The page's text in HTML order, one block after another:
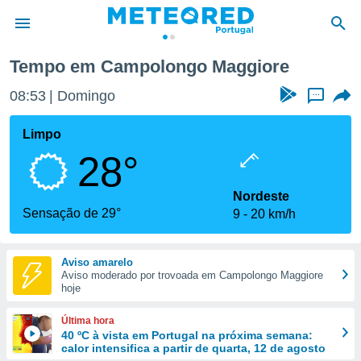
da
foi
fornecidas
a este
das
e
forma
digital
Tempo em Campolongo Maggiore
08:53 Domingo ...
Limpo
28°
Sensação de 29°
Nordeste
9
20 km/h
Aviso amarelo
Aviso moderado por trovoada em Campolongo Maggiore
hoje
Última hora
40 ºC à vista em Portugal na próxima semana:
calor intensifica a partir de quarta, 12 de agosto